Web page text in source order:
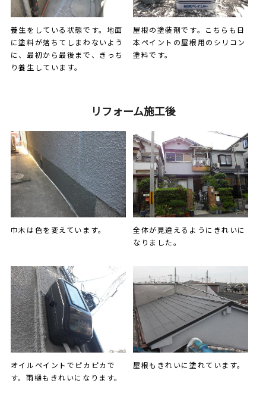
養生をしている状態です。地面
に塗料が落ちてしまわないよう
に、最初から最後まで、きっち
り養生しています。
屋根の塗装剤です。こちらも日
本ペイントの屋根用のシリコン
塗料です。
リフォーム施工後
巾木は色を変えています。
全体が見違えるようにきれいに
なりました。
オイルペイントでピカピカで
す。雨樋もきれいになります。
屋根もきれいに塗れています。